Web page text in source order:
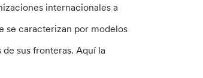
internacionales a
se caracterizan por modelos
sus fronteras. Aquí la